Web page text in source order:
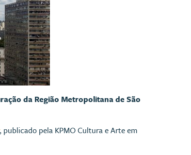
da Região Metropolitana de São
, publicado pela KPMO Cultura e Arte em